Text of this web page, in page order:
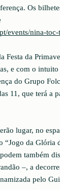
Os
events/nina-toc-
Festa da
e com o
do Grupo
11, que terá a
lugar, no
“Jogo da Glória
também
–, a
pelo